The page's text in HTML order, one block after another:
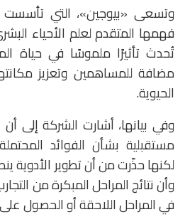
فهمها المتقدم لعلم الأحياء
تُحدث تأثيرًا ملموسًا في حياة
مضافة للمساهمين وتعزيز
الحيوية.
وفي بيانها، أشارت الشركة إلى
مستقبلية بشأن الفوائد المحتملة
لكنها حذّرت من أن تطوير الأدوية
وأن نتائج المراحل المبكرة من
في المراحل اللاحقة أو الحصول